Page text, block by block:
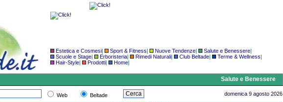
Estetica e Cosmesi| Sport & Fitness| Nuove Tendenze| Salute e Benessere|
Scuole e Stage| Erboristeria| Rimedi Naturali| Club Beltade| Terme & Wellness|
Hair-Style| Prodotti| Home|
Salute e Benessere
Web Beltade domenica 9 agosto 2026